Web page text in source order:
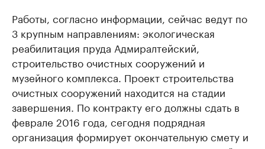
Работы, согласно информации, сейчас ведут по
3 крупным направлениям: экологическая
реабилитация пруда Адмиралтейский,
строительство очистных сооружений и
музейного комплекса. Проект строительства
очистных сооружений находится на стадии
завершения. По контракту его должны сдать в
феврале 2016 года, сегодня подрядная
организация формирует окончательную смету и